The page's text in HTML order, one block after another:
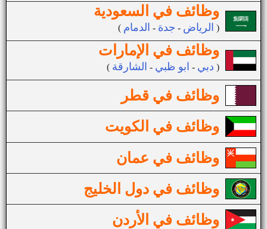
وظائف في السعودية
( الرياض - جدة - الدمام )
وظائف في الإمارات
( دبي - ابو ظبي - الشارقة )
وظائف في قطر
وظائف في الكويت
وظائف في عمان
وظائف في دول الخليج
وظائف في الأردن